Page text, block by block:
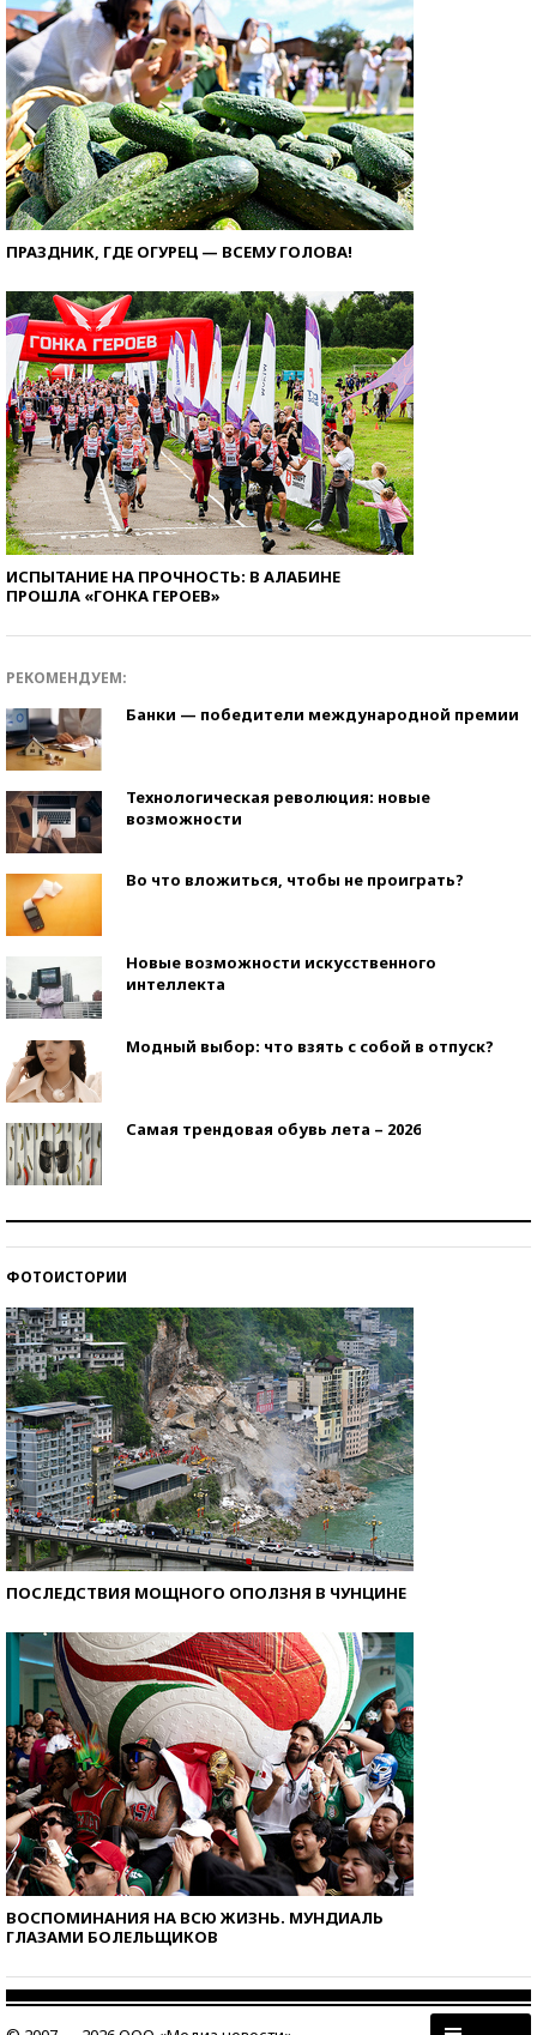
ПРАЗДНИК, ГДЕ ОГУРЕЦ — ВСЕМУ ГОЛОВА!
ИСПЫТАНИЕ НА ПРОЧНОСТЬ: В АЛАБИНЕ
ПРОШЛА «ГОНКА ГЕРОЕВ»
РЕКОМЕНДУЕМ:
Банки — победители международной премии
Технологическая революция: новые
возможности
Во что вложиться, чтобы не проиграть?
Новые возможности искусственного
интеллекта
Модный выбор: что взять с собой в отпуск?
Самая трендовая обувь лета – 2026
ФОТОИСТОРИИ
ПОСЛЕДСТВИЯ МОЩНОГО ОПОЛЗНЯ В ЧУНЦИНЕ
ВОСПОМИНАНИЯ НА ВСЮ ЖИЗНЬ. МУНДИАЛЬ
ГЛАЗАМИ БОЛЕЛЬЩИКОВ